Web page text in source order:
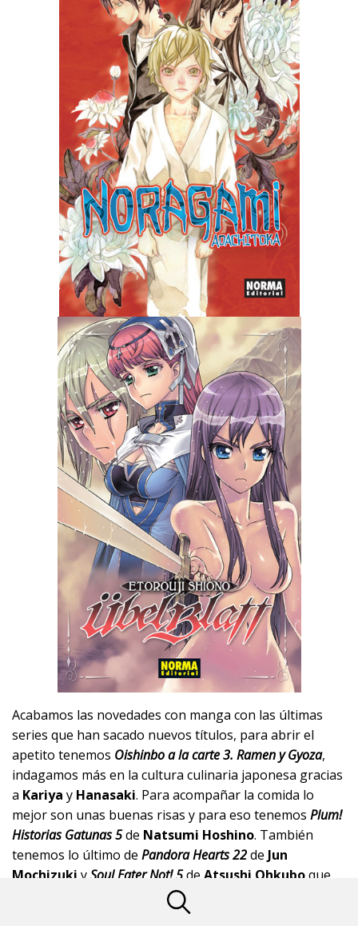
Acabamos las novedades con manga con las últimas
series que han sacado nuevos títulos, para abrir el
apetito tenemos Oishinbo a la carte 3. Ramen y Gyoza,
indagamos más en la cultura culinaria japonesa gracias
a Kariya y Hanasaki. Para acompañar la comida lo
mejor son unas buenas risas y para eso tenemos Plum!
Historias Gatunas 5de Natsumi Hoshino. También
tenemos lo último de Pandora Hearts 22de Jun
Mochizuki ySoul Eater Not! 5de Atsushi Ohkuboque
viene con un cofre de regalo con la primera edición.